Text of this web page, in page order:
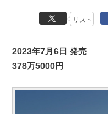
リスト
2023年7月6日 発売
378万5000円